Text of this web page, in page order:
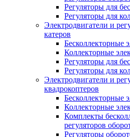
Регуляторы для
Регуляторы для
Электродвигатели и
катеров
Бесколлекторные
Коллекторные
Регуляторы для
Регуляторы для
Электродвигатели и
квадрокоптеров
Бесколлекторные
Коллекторные
Комплекты
регуляторов
Регуляторы